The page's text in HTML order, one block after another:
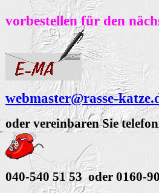
vorbestellen für den
webmaster@rasse-
oder vereinbaren Sie
040-540 51 53 oder 0160-